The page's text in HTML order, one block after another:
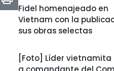
Fidel homenajeado en
Vietnam con la
sus obras selectas
[Foto] Líder vietnamita